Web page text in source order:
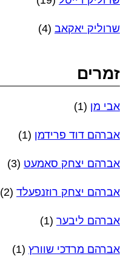
שרוליק יאקאב (4)
זמרים
אבי מן (1)
אברהם דוד פרידמן (1)
אברהם יצחק סאמעט (3)
אברהם יצחק רוזנפעלד (2)
אברהם ליבער (1)
אברהם מרדכי שוורץ (1)